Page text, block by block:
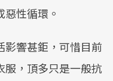
性循環。
影響甚鉅，可惜目前
服，頂多只是一般抗